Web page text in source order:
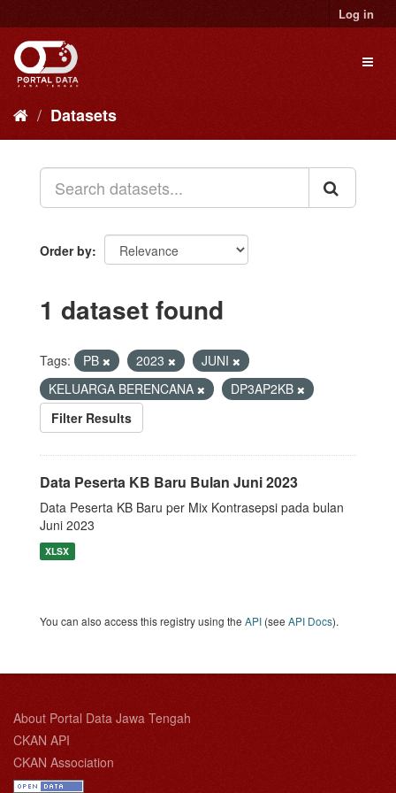
to
content
Log in
Datasets
Order by
1 dataset found
Tags: PB 2023
JUNI
KELUARGA BERENCANA
DP3AP2KB
Filter Results
Data Peserta KB Baru Bulan Juni 2023
Data Peserta KB Baru per Mix Kontrasepsi pada bulan
Juni 2023
XLSX
You can also access this registry using the API (see API Docs).
About Portal Data Jawa Tengah
CKAN API
CKAN Association